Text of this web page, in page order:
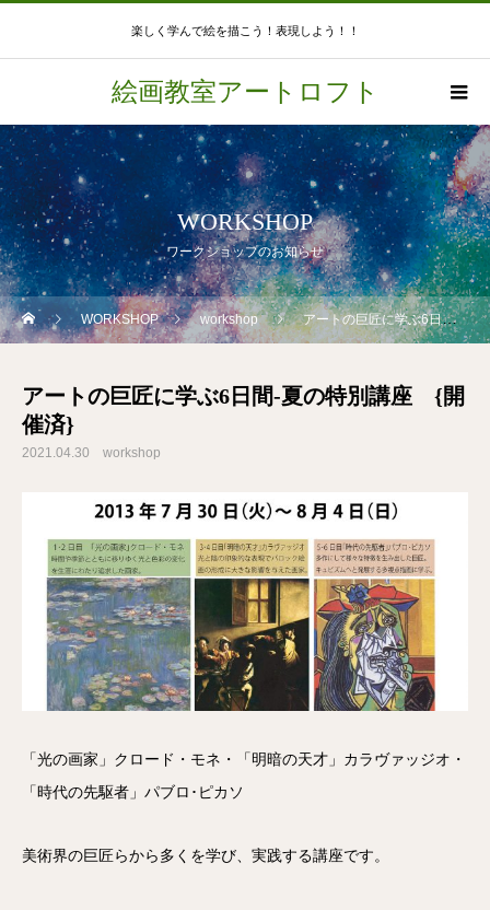
楽しく学んで絵を描こう！表現しよう！！
絵画教室アートロフト
WORKSHOP
ワークショップのお知らせ
WORKSHOP workshop アートの巨匠に学ぶ6日間-夏の特別講座 {開催済}
アートの巨匠に学ぶ6日間-夏の特別講座 {開
催済}
2021.04.30 workshop
「光の画家」クロード・モネ・「明暗の天才」カラヴァッジオ・
「時代の先駆者」パブロ･ピカソ
美術界の巨匠らから多くを学び、実践する講座です。